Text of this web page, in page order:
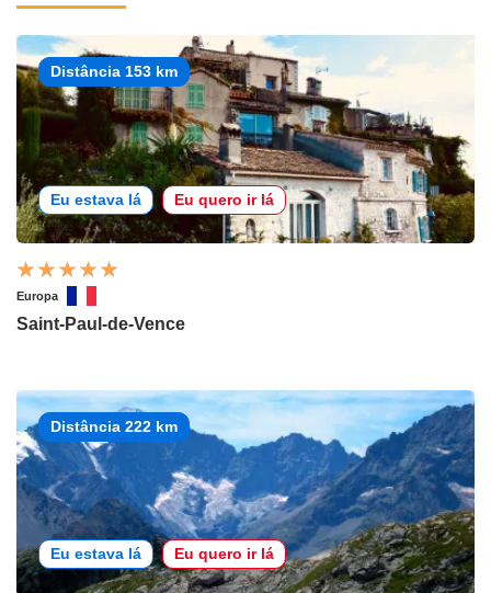
Distância 153 km
Eu estava lá Eu quero ir lá
Europa
Saint-Paul-de-Vence
Distância 222 km
Eu estava lá Eu quero ir lá